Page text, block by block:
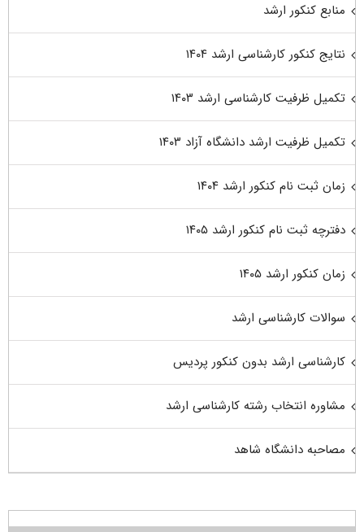
منابع کنکور ارشد
نتایج کنکور کارشناسی ارشد ۱۴۰۴
تکمیل ظرفیت کارشناسی ارشد ۱۴۰۳
تکمیل ظرفیت ارشد دانشگاه آزاد ۱۴۰۳
زمان ثبت نام کنکور ارشد ۱۴۰۴
دفترچه ثبت نام کنکور ارشد ۱۴۰۵
زمان کنکور ارشد ۱۴۰۵
سوالات کارشناسی ارشد
کارشناسی ارشد بدون کنکور پردیس
مشاوره انتخاب رشته کارشناسی ارشد
مصاحبه دانشگاه شاهد